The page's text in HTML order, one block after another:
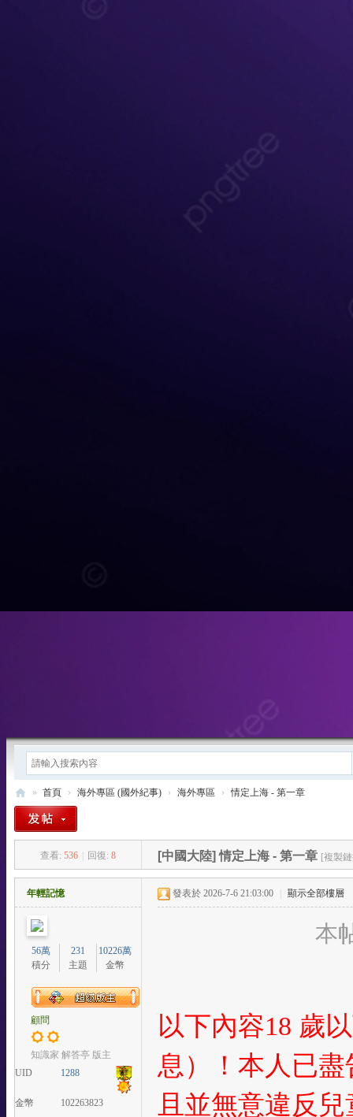
方
T
» 首頁 › 海外專區 (國外紀事) › 海外專區 › 情定上海 - 第一章
查看: 536 回復: 8 [中國大陸]情定上海 - 第一章 [複製
年輕記憶
56萬
積分
231
主題
10226萬
金幣
顧問
知識家 解答亭 版主
UID
1288
金幣 102263823
發表於 2026-7-6 21:03:00 顯示全部樓層
本
以下內容18 歲
息）！本人已
且並無意違反